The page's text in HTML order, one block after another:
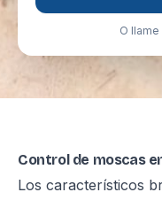
O llame
Control de moscas
Los característicos